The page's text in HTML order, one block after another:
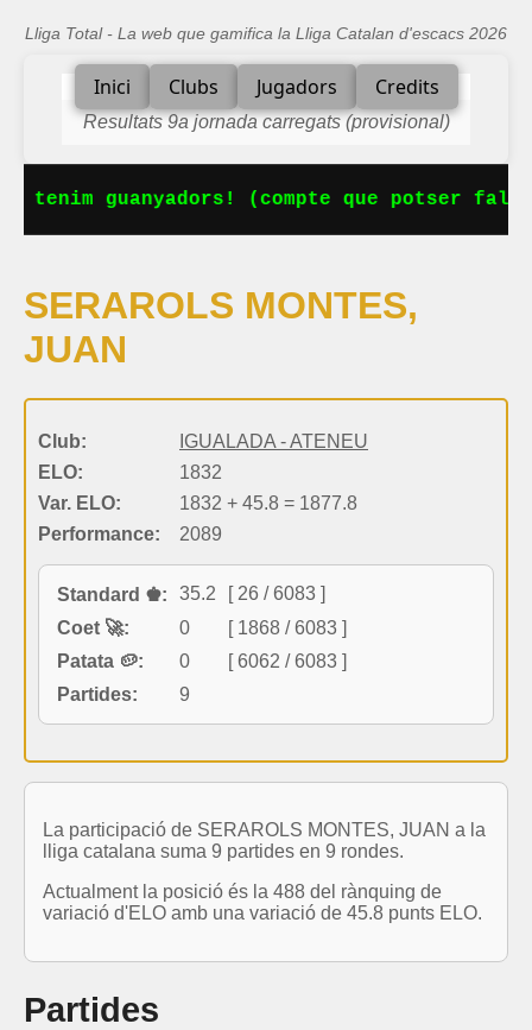
Lliga Total - La web que gamifica la Lliga Catalan d'escacs 2026
Inici Clubs Jugadors Credits
Resultats 9a jornada carregats (provisional)
tenim guanyadors! (compte que potser
SERAROLS MONTES,
JUAN
Club:
IGUALADA - ATENEU
ELO:
1832
Var. ELO:
1832 + 45.8 = 1877.8
Performance:
2089
Standard ♚: 35.2
[ 26 / 6083 ]
Coet 🚀:
0
[ 1868 / 6083 ]
Patata 🥔:
0
[ 6062 / 6083 ]
Partides:
9
La participació de SERAROLS MONTES, JUAN a la
lliga catalana suma 9 partides en 9 rondes.
Actualment la posició és la 488 del rànquing de
variació d'ELO amb una variació de 45.8 punts ELO.
Partides